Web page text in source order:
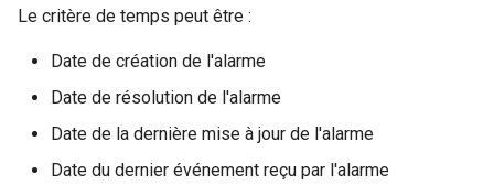
Le critère de temps peut être :
Date de création de l'alarme
Date de résolution de l'alarme
Date de la dernière mise à jour de l'alarme
Date du dernier événement reçu par l'alarme